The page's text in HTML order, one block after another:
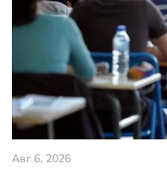
Авг 6, 2026